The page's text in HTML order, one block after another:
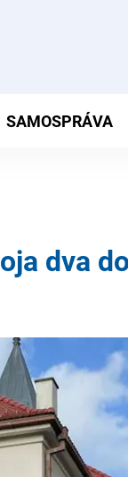
SAMOSPRÁVA
dva